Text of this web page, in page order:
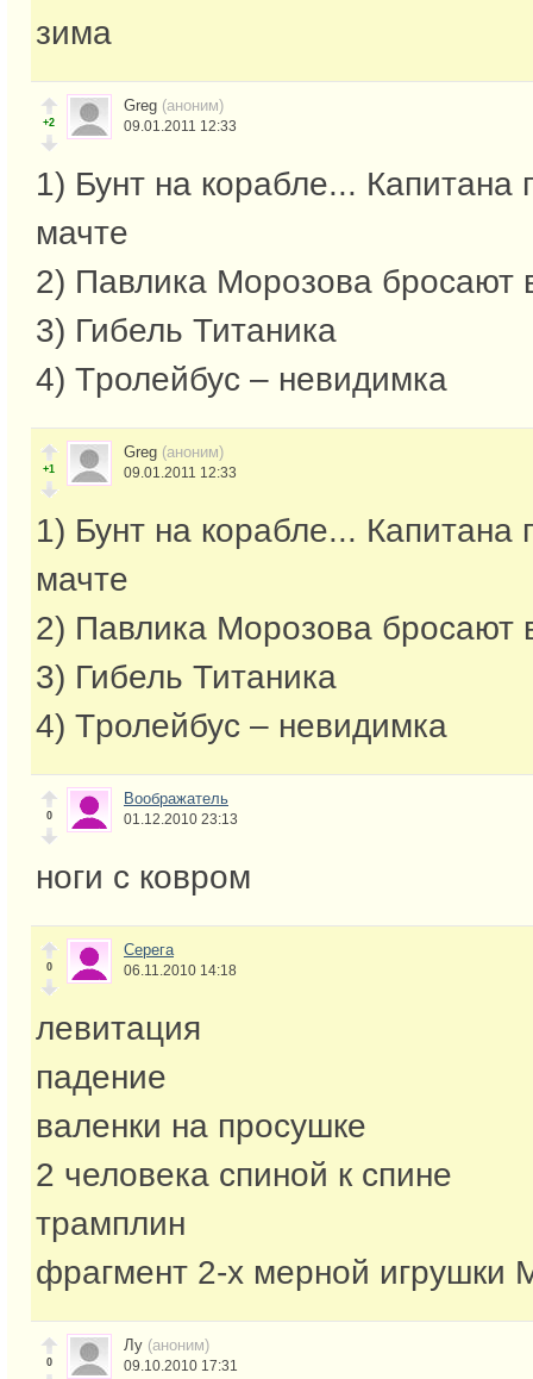
зима
+2
Greg (аноним)
09.01.2011 12:33
1) Бунт на корабле... Капитана
мачте
2) Павлика Морозова бросают
3) Гибель Титаника
4) Tролейбус – невидимка
+1
Greg (аноним)
09.01.2011 12:33
1) Бунт на корабле... Капитана
мачте
2) Павлика Морозова бросают
3) Гибель Титаника
4) Tролейбус – невидимка
0
Воображатель
01.12.2010 23:13
ноги с ковром
0
Серега
06.11.2010 14:18
левитация
падение
валенки на просушке
2 человека спиной к спине
трамплин
фрагмент 2-х мерной игрушки
0
Лу (аноним)
09.10.2010 17:31